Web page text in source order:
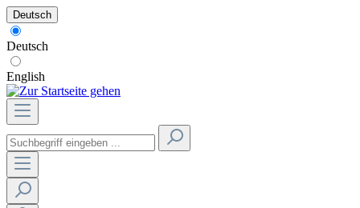
Deutsch
Deutsch
English